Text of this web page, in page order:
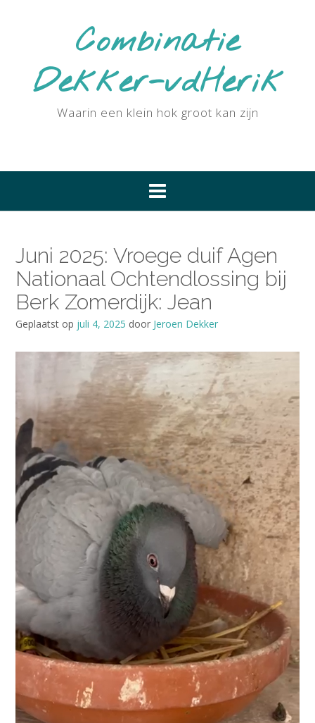
Combinatie
Dekker-vdHerik
Waarin een klein hok groot kan zijn
Juni 2025: Vroege duif Agen
Nationaal Ochtendlossing bij
Berk Zomerdijk: Jean
Geplaatst op juli 4, 2025 door Jeroen Dekker